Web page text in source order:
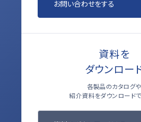
お問い合わせをする
資料を
ダウンロー
各製品のカタログや
紹介資料をダウンロード